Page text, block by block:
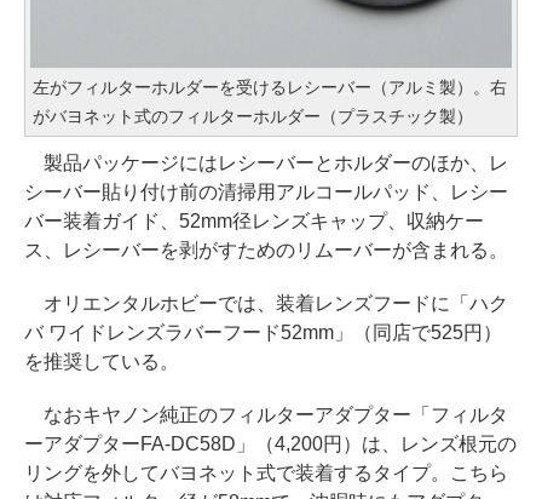
左がフィルターホルダーを受けるレシーバー（アルミ製）。右
がバヨネット式のフィルターホルダー（プラスチック製）
製品パッケージにはレシーバーとホルダーのほか、レ
シーバー貼り付け前の清掃用アルコールパッド、レシー
バー装着ガイド、52mm径レンズキャップ、収納ケー
ス、レシーバーを剥がすためのリムーバーが含まれる。
オリエンタルホビーでは、装着レンズフードに「ハク
バ ワイドレンズラバーフード52mm」（同店で525円）
を推奨している。
なおキヤノン純正のフィルターアダプター「フィルタ
ーアダプターFA-DC58D」（4,200円）は、レンズ根元の
リングを外してバヨネット式で装着するタイプ。こちら